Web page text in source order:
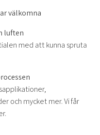
välkomna
luften
med att kunna spruta
och mycket mer. Vi får